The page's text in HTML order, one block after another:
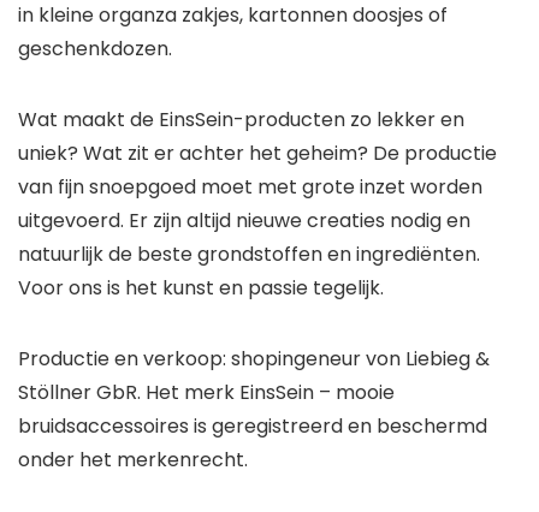
in kleine organza zakjes, kartonnen doosjes of
geschenkdozen.
Wat maakt de EinsSein-producten zo lekker en
uniek? Wat zit er achter het geheim? De productie
van fijn snoepgoed moet met grote inzet worden
uitgevoerd. Er zijn altijd nieuwe creaties nodig en
natuurlijk de beste grondstoffen en ingrediënten.
Voor ons is het kunst en passie tegelijk.
Productie en verkoop: shopingeneur von Liebieg &
Stöllner GbR. Het merk EinsSein – mooie
bruidsaccessoires is geregistreerd en beschermd
onder het merkenrecht.